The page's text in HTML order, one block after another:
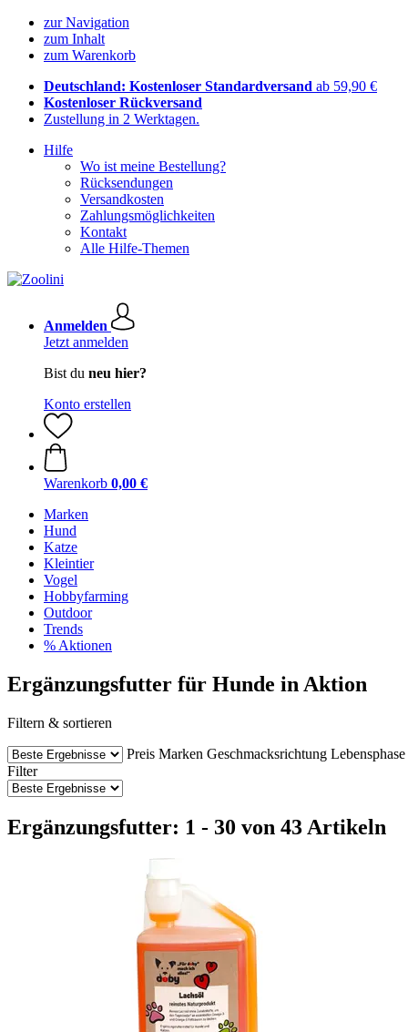
zur Navigation
zum Inhalt
zum Warenkorb
Deutschland: Kostenloser Standardversand ab 59,90 €
Kostenloser Rückversand
Zustellung in 2 Werktagen.
Hilfe
Wo ist meine Bestellung?
Rücksendungen
Versandkosten
Zahlungsmöglichkeiten
Kontakt
Alle Hilfe-Themen
Anmelden
Jetzt anmelden
Bist du neu hier?
Konto erstellen
Warenkorb 0,00 €
Marken
Hund
Katze
Kleintier
Vogel
Hobbyfarming
Outdoor
Trends
% Aktionen
Ergänzungsfutter für Hunde in Aktion
Filtern & sortieren
Preis Marken Geschmacksrichtung Lebensphase
Filter
Ergänzungsfutter: 1 - 30 von 43 Artikeln